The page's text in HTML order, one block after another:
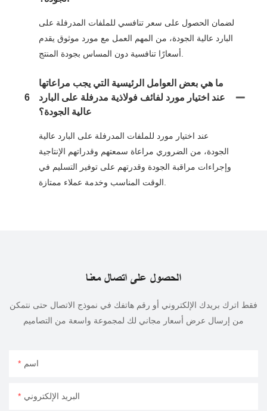
لضمان الحصول على سعر تنافسي للملفات المدرفلة على
البارد عالية الجودة، من المهم العمل مع مورد موثوق يقدم
6
ما هي بعض العوامل الرئيسية التي يجب مراعاتها
عند اختيار مورد لفائف فولاذية مدرفلة على البارد
عالية الجودة؟
عند اختيار مورد للملفات المدرفلة على البارد عالية
الجودة، من الضروري مراعاة سمعتهم وقدراتهم الإنتاجية
وإجراءات مراقبة الجودة وقدرتهم على توفير التسليم في
الحصول على اتصال معنا
فقط اترك بريدك الإلكتروني أو رقم هاتفك في نموذج الاتصال حتى نتمكن
من إرسال عرض أسعار مجاني لك لمجموعة واسعة من التصاميم
اسم
البريد الإلكتروني